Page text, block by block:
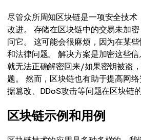
尽管众所周知区块链是一项安全技
改进。 存储在区块链中的交易未加
问它。 这可能会很麻烦，因为在某
和法律问题。 解决方案是加密这些信
就无法正确解密回来/如果密钥被盗
题。 然而，区块链也有助于提高网
据篡改、DDoS攻击等问题在区块链
区块链示例和用例